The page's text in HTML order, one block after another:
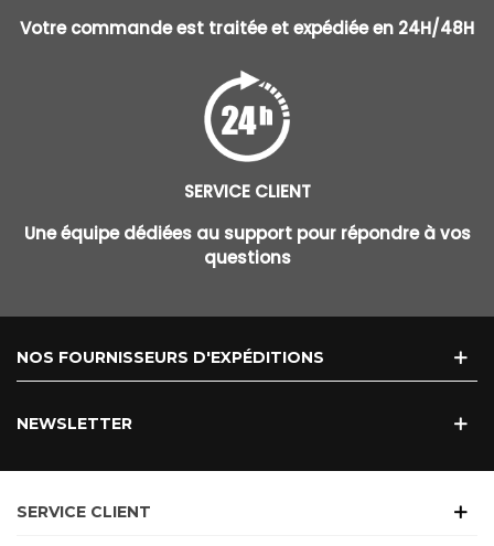
Votre commande est traitée et expédiée en 24H/48H
SERVICE CLIENT
Une équipe dédiées au support pour répondre à vos
questions
NOS FOURNISSEURS D'EXPÉDITIONS
NEWSLETTER
SERVICE CLIENT